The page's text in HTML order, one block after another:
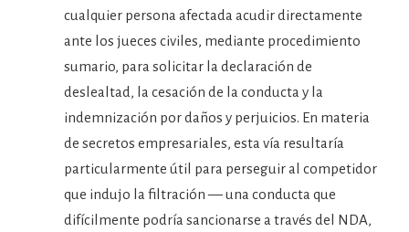
cualquier persona afectada acudir directamente
ante los jueces civiles, mediante procedimiento
sumario, para solicitar la declaración de
deslealtad, la cesación de la conducta y la
indemnización por daños y perjuicios. En materia
de secretos empresariales, esta vía resultaría
particularmente útil para perseguir al competidor
que indujo la filtración — una conducta que
difícilmente podría sancionarse a través del NDA,